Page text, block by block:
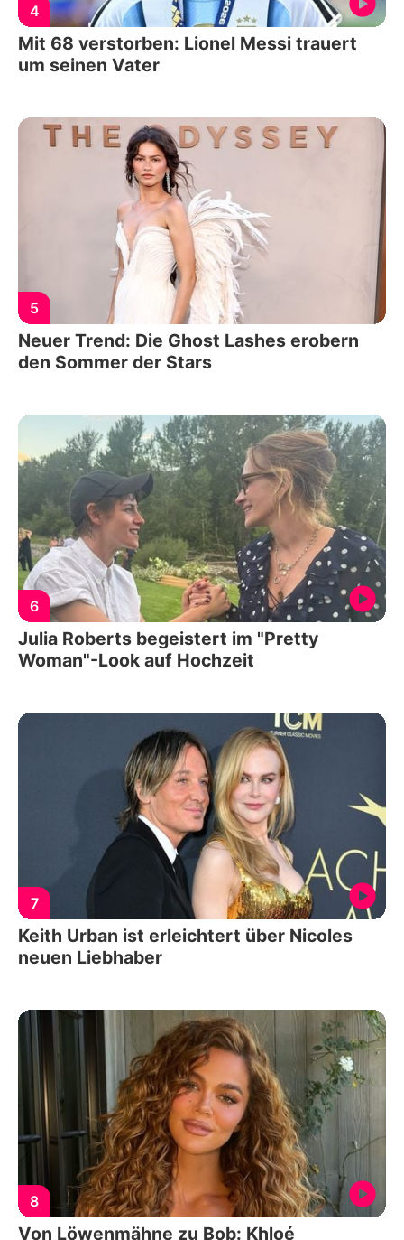
4
Mit 68 verstorben: Lionel Messi trauert
um seinen Vater
5
Neuer Trend: Die Ghost Lashes erobern
den Sommer der Stars
6
Julia Roberts begeistert im "Pretty
Woman"-Look auf Hochzeit
7
Keith Urban ist erleichtert über Nicoles
neuen Liebhaber
8
Von Löwenmähne zu Bob: Khloé